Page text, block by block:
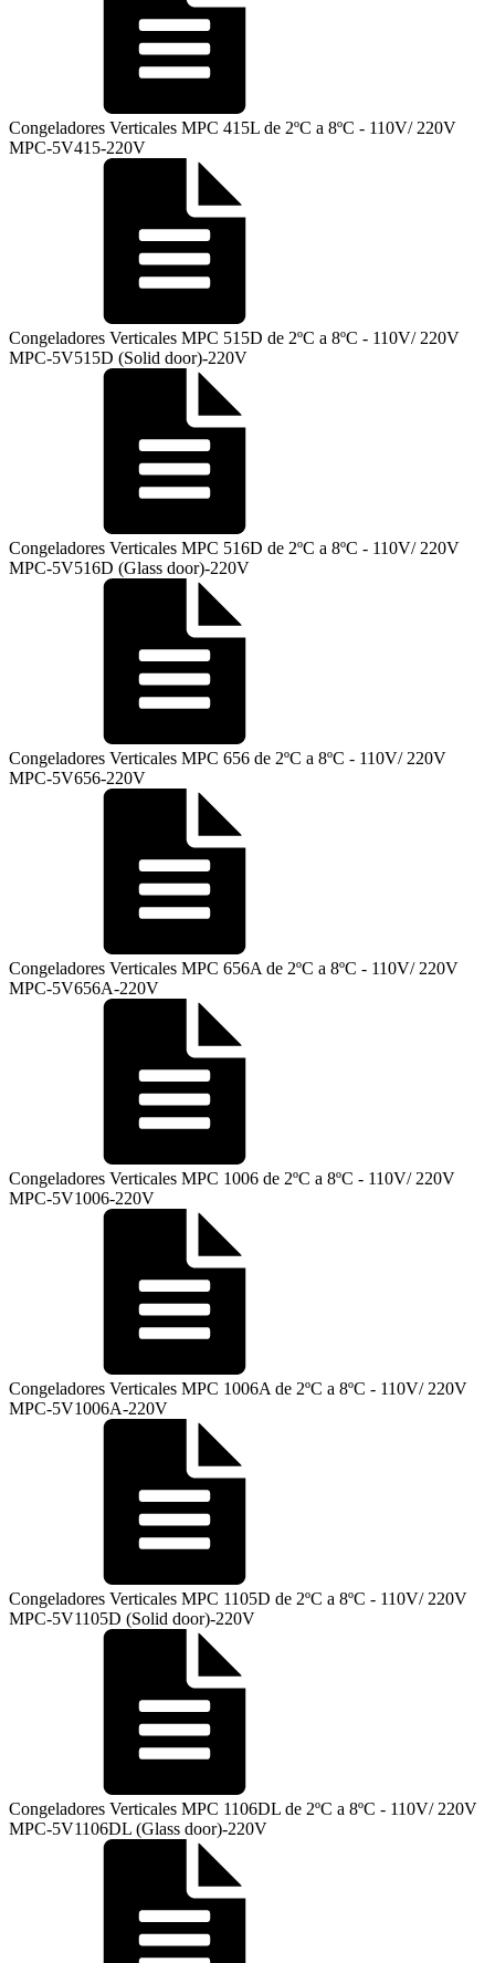
Congeladores Verticales MPC 415L de 2ºC a 8ºC - 110V/ 220V
MPC-5V415-220V
Congeladores Verticales MPC 515D de 2ºC a 8ºC - 110V/ 220V
MPC-5V515D (Solid door)-220V
Congeladores Verticales MPC 516D de 2ºC a 8ºC - 110V/ 220V
MPC-5V516D (Glass door)-220V
Congeladores Verticales MPC 656 de 2ºC a 8ºC - 110V/ 220V
MPC-5V656-220V
Congeladores Verticales MPC 656A de 2ºC a 8ºC - 110V/ 220V
MPC-5V656A-220V
Congeladores Verticales MPC 1006 de 2ºC a 8ºC - 110V/ 220V
MPC-5V1006-220V
Congeladores Verticales MPC 1006A de 2ºC a 8ºC - 110V/ 220V
MPC-5V1006A-220V
Congeladores Verticales MPC 1105D de 2ºC a 8ºC - 110V/ 220V
MPC-5V1105D (Solid door)-220V
Congeladores Verticales MPC 1106DL de 2ºC a 8ºC - 110V/ 220V
MPC-5V1106DL (Glass door)-220V